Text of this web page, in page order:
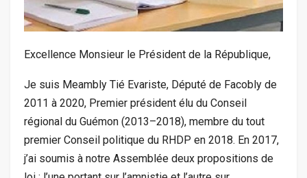
Excellence Monsieur le Président de la République,
Je suis Meambly Tié Evariste, Député de Facobly de
2011 à 2020, Premier président élu du Conseil
régional du Guémon (2013–2018), membre du tout
premier Conseil politique du RHDP en 2018. En 2017,
j’ai soumis à notre Assemblée deux propositions de